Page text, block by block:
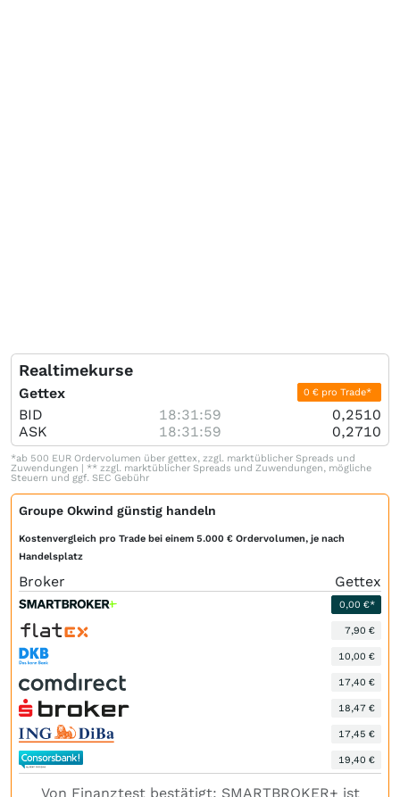
Realtimekurse
Gettex 0 € pro Trade*
BID 18:31:59
0,2510
ASK
18:31:59 0,2710
*ab 500 EUR Ordervolumen über gettex, zzgl. marktüblicher Spreads und
Zuwendungen | ** zzgl. marktüblicher Spreads und Zuwendungen, mögliche
Steuern und ggf. SEC Gebühr
Groupe Okwind günstig handeln
Kostenvergleich pro Trade bei einem 5.000 € Ordervolumen, je nach
Handelsplatz
Broker Gettex
0,00 €*
7,90 €
10,00 €
17,40 €
18,47 €
17,45 €
19,40 €
Von Finanztest bestätigt: SMARTBROKER+ ist